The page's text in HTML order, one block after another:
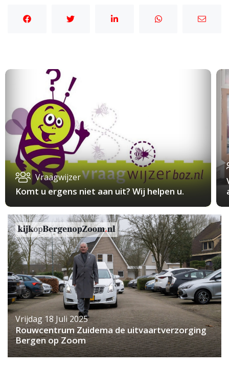
Vraagwijzer
Komt u ergens niet aan uit? Wij helpen u.
Vrijdag 18 Juli 2025
Rouwcentrum Zuidema de uitvaartverzorging
Bergen op Zoom